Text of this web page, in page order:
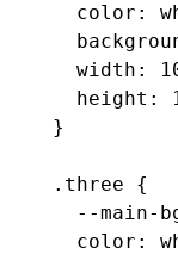
  color
:
  width
:
  height
:
}
.three {
--main-
  color
: